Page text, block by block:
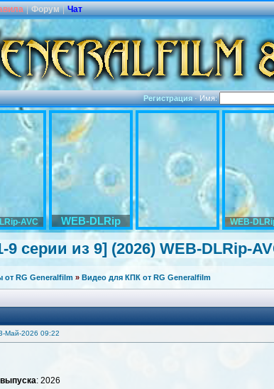
| Форум | Чат
Регистрация·Имя:
AVC WEB-DLRip WEB-
9 серии из 9] (2026) WEB-DLRip-AV
от RG Generalfilm » Видео для КПК от RG Generalfilm
Май-2026 09:22
: 2026